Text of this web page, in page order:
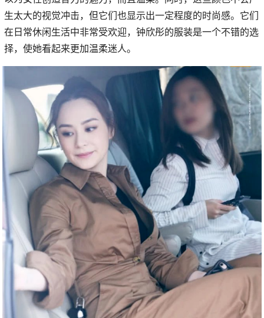
生太大的视觉冲击，但它们也显示出一定程度的时尚感。它们
在日常休闲生活中非常受欢迎，钟欣彤的服装是一个不错的选
择，使她看起来更加温柔迷人。